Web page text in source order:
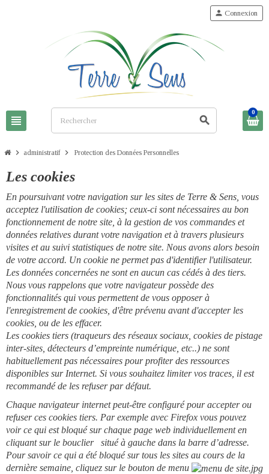
view_headline search
person Connexion
0
chevron_right administratif chevron_right Protection des Données Personnelles
Les cookies
En poursuivant votre navigation sur les sites de Terre & Sens, vous
acceptez l'utilisation de cookies; ceux-ci sont nécessaires au bon
fonctionnement de notre site, à la gestion de vos commandes et
données relatives durant votre navigation et à travers plusieurs
visites et au suivi statistiques de notre site. Nous avons alors besoin
de votre accord. Un cookie ne permet pas d'identifier l'utilisateur.
Les données concernées ne sont en aucun cas cédés à des tiers.
Nous vous rappelons que votre navigateur possède des
fonctionnalités qui vous permettent de vous opposer à
l'enregistrement de cookies, d'être prévenu avant d'accepter les
cookies, ou de les effacer.
Les cookies tiers (traqueurs des réseaux sociaux, cookies de pistage
inter-sites, détecteurs d’empreinte numérique, etc..) ne sont
habituellement pas nécessaires pour profiter des ressources
disponibles sur Internet. Si vous souhaitez limiter vos traces, il est
recommandé de les refuser par défaut.
Chaque navigateur internet peut-être configuré pour accepter ou
refuser ces cookies tiers. Par exemple avec Firefox vous pouvez
voir ce qui est bloqué sur chaque page web individuellement en
cliquant sur le bouclier
situé à gauche dans la barre d’adresse.
Pour savoir ce qui a été bloqué sur tous les sites au cours de la
dernière semaine, cliquez sur le bouton de menu